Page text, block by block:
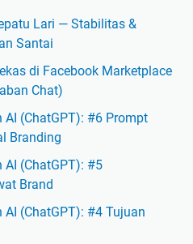
Lari — Stabilitas &
Santai
di Facebook Marketplace
Chat)
(ChatGPT): #6 Prompt
Branding
(ChatGPT): #5
Brand
(ChatGPT): #4 Tujuan